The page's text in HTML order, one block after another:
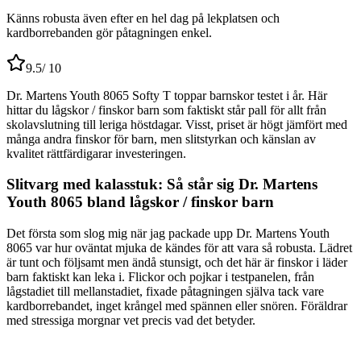
Känns robusta även efter en hel dag på lekplatsen och
kardborrebanden gör påtagningen enkel.
9.5/ 10
Dr. Martens Youth 8065 Softy T toppar barnskor testet i år. Här
hittar du lågskor / finskor barn som faktiskt står pall för allt från
skolavslutning till leriga höstdagar. Visst, priset är högt jämfört med
många andra finskor för barn, men slitstyrkan och känslan av
kvalitet rättfärdigarar investeringen.
Slitvarg med kalasstuk: Så står sig Dr. Martens
Youth 8065 bland lågskor / finskor barn
Det första som slog mig när jag packade upp Dr. Martens Youth
8065 var hur oväntat mjuka de kändes för att vara så robusta. Lädret
är tunt och följsamt men ändå stunsigt, och det här är finskor i läder
barn faktiskt kan leka i. Flickor och pojkar i testpanelen, från
lågstadiet till mellanstadiet, fixade påtagningen själva tack vare
kardborrebandet, inget krångel med spännen eller snören. Föräldrar
med stressiga morgnar vet precis vad det betyder.